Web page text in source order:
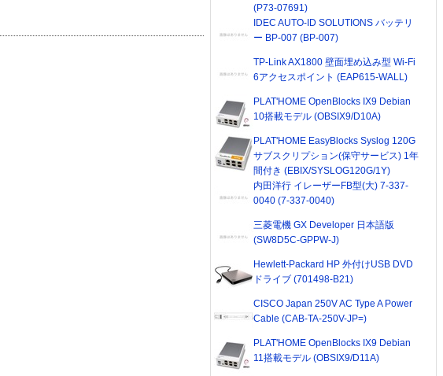
(P73-07691)
IDEC AUTO-ID SOLUTIONS バッテリ
ー BP-007 (BP-007)
TP-Link AX1800 壁面埋め込み型 Wi-Fi
6アクセスポイント (EAP615-WALL)
PLAT'HOME OpenBlocks IX9 Debian
10搭載モデル (OBSIX9/D10A)
PLAT'HOME EasyBlocks Syslog 120G
サブスクリプション(保守サービス) 1年
間付き (EBIX/SYSLOG120G/1Y)
内田洋行 イレーザーFB型(大) 7-337-
0040 (7-337-0040)
三菱電機 GX Developer 日本語版
(SW8D5C-GPPW-J)
Hewlett-Packard HP 外付けUSB DVD
ドライブ (701498-B21)
CISCO Japan 250V AC Type A Power
Cable (CAB-TA-250V-JP=)
PLAT'HOME OpenBlocks IX9 Debian
11搭載モデル (OBSIX9/D11A)